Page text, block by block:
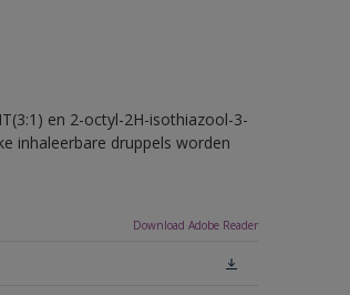
en 2-octyl-2H-isothiazool-3-
inhaleerbare druppels worden
Download Adobe Reader